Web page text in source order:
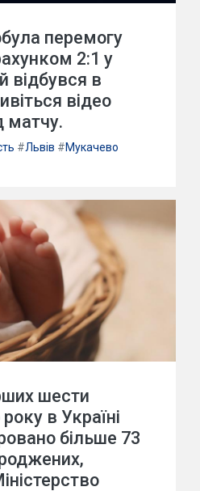
перемогу
2:1 у
відбувся в
відео
матчу.
#Львів #Мукачево
шести
в Україні
більше 73